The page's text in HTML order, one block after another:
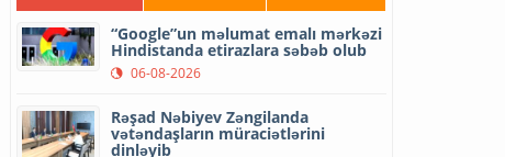
“Google”un məlumat emalı mərkəzi
Hindistanda etirazlara səbəb olub
06-08-2026
Rəşad Nəbiyev Zəngilanda
vətəndaşların müraciətlərini
dinləyib